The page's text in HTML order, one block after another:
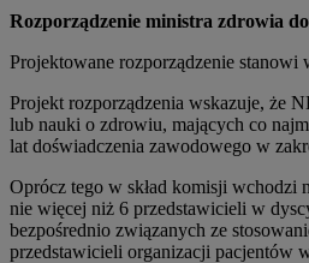
Rozporządzenie ministra zdrowia
Projektowane rozporządzenie
Projekt rozporządzenia wskazuje, że
lub nauki o zdrowiu, mających co
lat doświadczenia zawodowego w
Oprócz tego w skład komisji
nie więcej niż 6 przedstawicieli w
bezpośrednio związanych ze
przedstawicieli organizacji pacjentów